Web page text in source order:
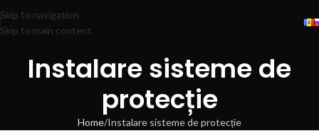
Skip to navigation
Skip to main content
Instalare sisteme de
protecție
Home Instalare sisteme de protecție